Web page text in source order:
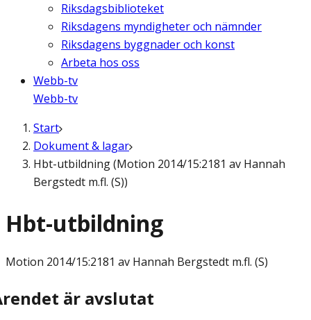
Riksdagsbiblioteket
Riksdagens myndigheter och nämnder
Riksdagens byggnader och konst
Arbeta hos oss
Webb-tv
Webb-tv
Start
Dokument & lagar
Hbt-utbildning (Motion 2014/15:2181 av Hannah
Bergstedt m.fl. (S))
Hbt-utbildning
Motion 2014/15:2181 av Hannah Bergstedt m.fl. (S)
är avslutat